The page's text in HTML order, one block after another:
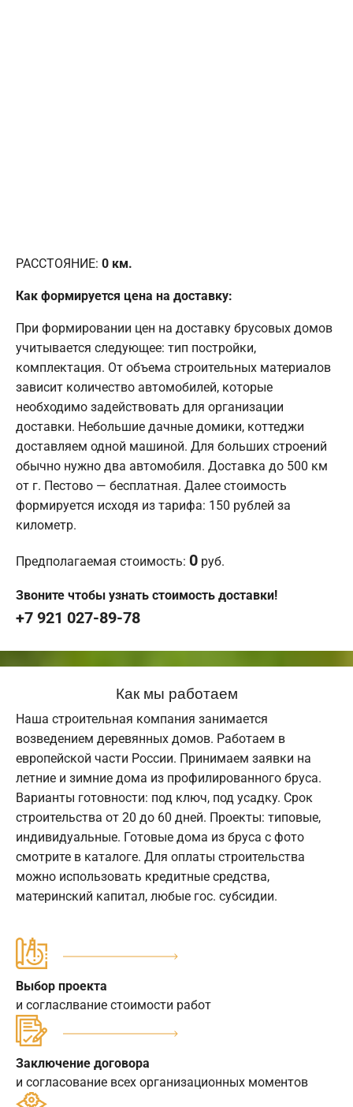
РАССТОЯНИЕ: 0 км.
Как формируется цена на доставку:
При формировании цен на доставку брусовых домов
учитывается следующее: тип постройки,
комплектация. От объема строительных материалов
зависит количество автомобилей, которые
необходимо задействовать для организации
доставки. Небольшие дачные домики, коттеджи
доставляем одной машиной. Для больших строений
обычно нужно два автомобиля. Доставка до 500 км
от г. Пестово — бесплатная. Далее стоимость
формируется исходя из тарифа: 150 рублей за
километр.
Предполагаемая стоимость: 0 руб.
Звоните чтобы узнать стоимость доставки!
+7 921 027-89-78
Как мы работаем
Наша строительная компания занимается
возведением деревянных домов. Работаем в
европейской части России. Принимаем заявки на
летние и зимние дома из профилированного бруса.
Варианты готовности: под ключ, под усадку. Срок
строительства от 20 до 60 дней. Проекты: типовые,
индивидуальные. Готовые дома из бруса с фото
смотрите в каталоге. Для оплаты строительства
можно использовать кредитные средства,
материнский капитал, любые гос. субсидии.
Выбор проекта
и согласлвание стоимости работ
Заключение договора
и согласование всех организационных моментов